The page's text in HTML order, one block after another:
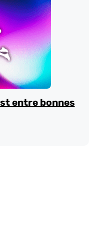
entre bonnes